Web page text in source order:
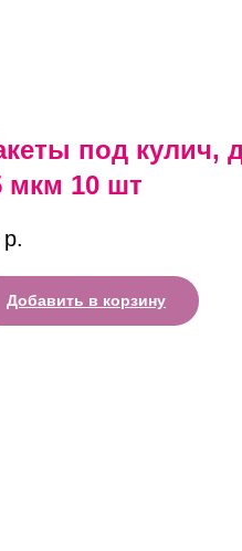
под кулич,
мкм 10 шт
р.
Добавить в корзину